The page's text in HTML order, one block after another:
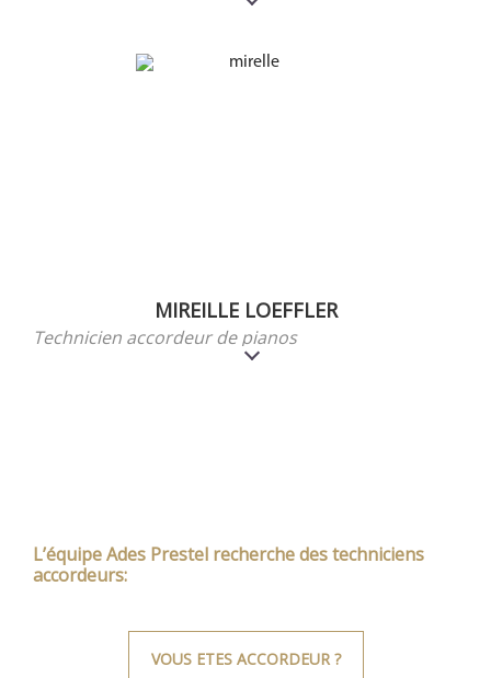
MIREILLE LOEFFLER
Technicien accordeur de pianos
L’équipe Ades Prestel recherche des techniciens
accordeurs:
VOUS ETES ACCORDEUR ?